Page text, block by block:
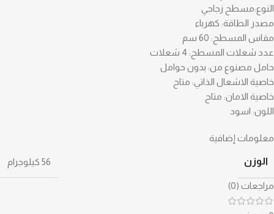
النوع:مسطح زجاجي
مصدر الطاقة: كهرباء
مقاس المسطح: 60 سم
عدد شعلات المسطح: 4 شعلات
حامل مصنوع من: بدون حوامل
خاصية الاشعال الذاتي: متاح
خاصية الامان: متاح
اللون: اسود
معلومات إضافية
الوزن 56 كيلوجرام
مراجعات (0)